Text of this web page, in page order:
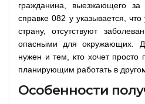
гражданина, выезжающего за
справке 082 у указывается,
страну, отсутствуют
опасными для окружающих.
нужен и тем, кто хочет просто
планирующим работать в другом
Особенности